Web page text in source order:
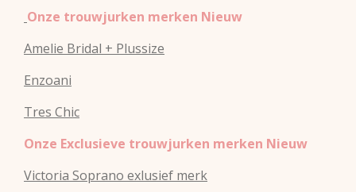
Onze trouwjurken merken Nieuw
Amelie Bridal + Plussize
Enzoani
Tres Chic
Onze Exclusieve trouwjurken merken Nieuw
Victoria Soprano exlusief merk